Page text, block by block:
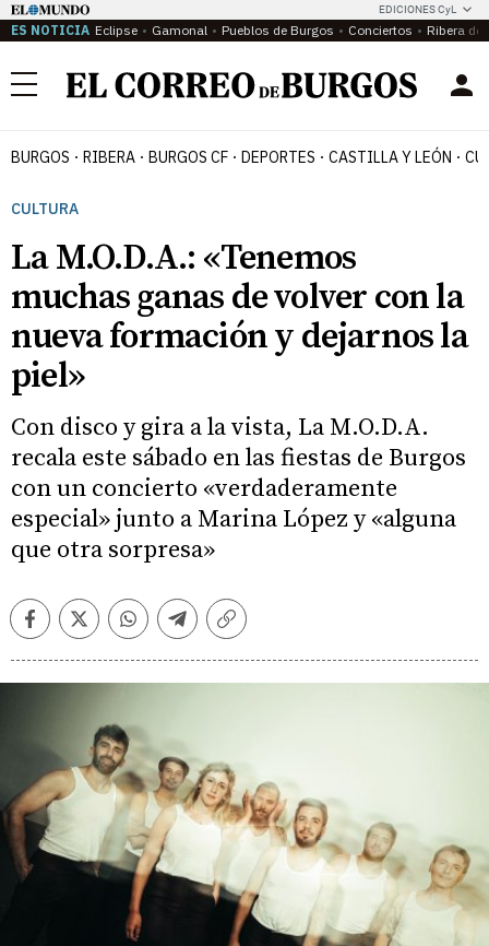
EDICIONES CyL
ES NOTICIA Eclipse Gamonal Pueblos de Burgos Conciertos Ribera del
Menú
BURGOS RIBERA BURGOS CF DEPORTES CASTILLA Y LEÓN
CULTURA
La M.O.D.A.: «Tenemos
muchas ganas de volver con la
nueva formación y dejarnos la
piel»
Con disco y gira a la vista, La M.O.D.A.
recala este sábado en las fiestas de Burgos
con un concierto «verdaderamente
especial» junto a Marina López y «alguna
que otra sorpresa»
FacebookTwitterWhatsappTelegramCopiar